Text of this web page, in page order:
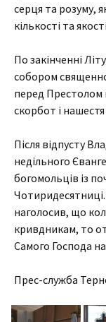
серця та розуму,
кількості та
По закінченні
собором
перед Престолом
скорбот і
Після відпусту
недільного
богомольців із
наголосив, що
кривдникам, то
Самого Господа
Прес-служба